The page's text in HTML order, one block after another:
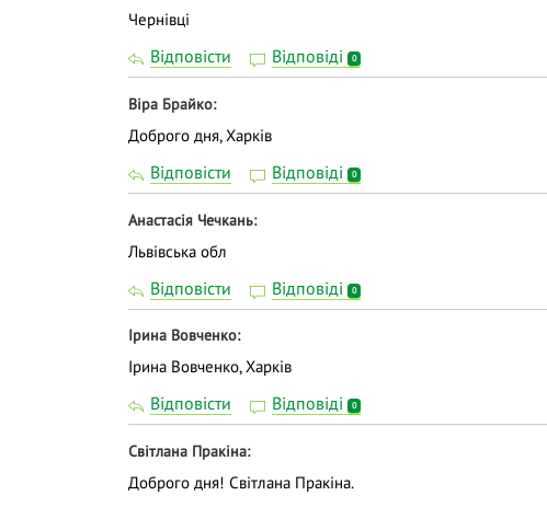
Чернівці
Відповісти Відповіді 0
Віра Брайко
Доброго дня, Харків
Відповісти Відповіді 0
Анастасiя Чечкань
Львiвська обл
Відповісти Відповіді 0
Ірина Вовченко
Ірина Вовченко, Харків
Відповісти Відповіді 0
Світлана Пракіна
Доброго дня! Світлана Пракіна.